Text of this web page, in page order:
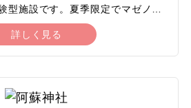
型施設です。夏季限定でマゼノ渓
ヨガのプログラムもあります。早
ープで係留した熱気球が高さ約
の雄大な景色を空から楽しめ、幻
ーが体験でき、子どもから大人ま
詳しく見る